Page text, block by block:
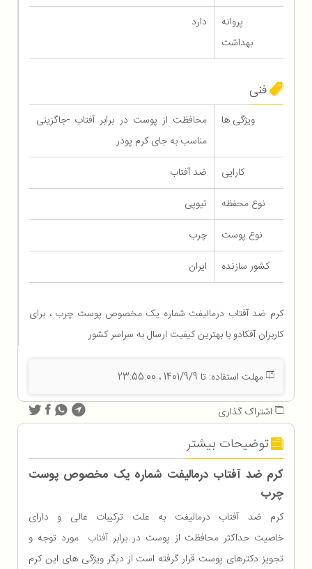
پروانه
بهداشت
دارد
فنی
ویژگی ها
محافظت از پوست در برابر آفتاب -جاگزینی
مناسب به جای کرم پودر
کارایی
ضد آفتاب
نوع محفظه
تیوپی
نوع پوست
چرب
کشور سازنده
ایران
کرم ضد آفتاب درمالیفت شماره یک مخصوص پوست چرب ، برای
کاربران آفکادو با بهترین کیفیت ارسال به سراسر کشور
مهلت استفاده: تا 1401/9/9 ، 23:55:00
اشتراک گذاری
توضیحات بیشتر
کرم ضد آفتاب درمالیفت شماره یک مخصوص پوست
چرب
کرم ضد آفتاب درمالیفت به علت ترکیبات عالی و دارای
خاصیت حداکثر محافظت از پوست در برابر آفتاب مورد توجه و
تجویز دکترهای پوست قرار گرفته است از دیگر ویژگی های این کرم